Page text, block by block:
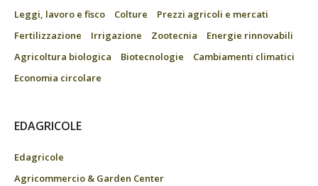
Leggi, lavoro e fisco
Colture
Prezzi agricoli e mercati
Fertilizzazione
Irrigazione Zootecnia
Energie rinnovabili
Agricoltura biologica
Biotecnologie
Cambiamenti climatici
Economia circolare
EDAGRICOLE
Edagricole
Agricommercio & Garden Center